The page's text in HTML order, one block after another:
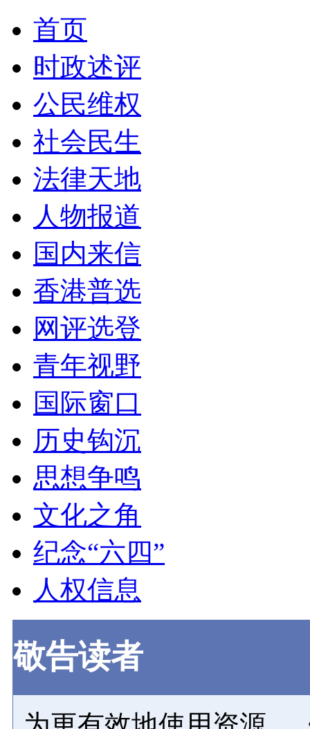
首页
时政述评
公民维权
社会民生
法律天地
人物报道
国内来信
香港普选
网评选登
青年视野
国际窗口
历史钩沉
思想争鸣
文化之角
纪念“六四”
人权信息
敬告读者